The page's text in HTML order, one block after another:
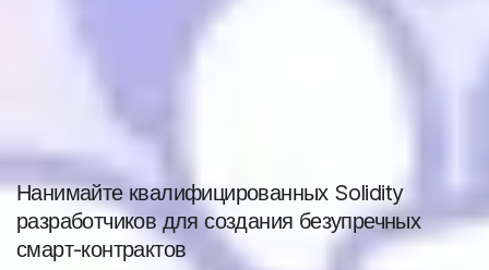
Нанимайте квалифицированных Solidity
разработчиков для создания безупречных
смарт-контрактов